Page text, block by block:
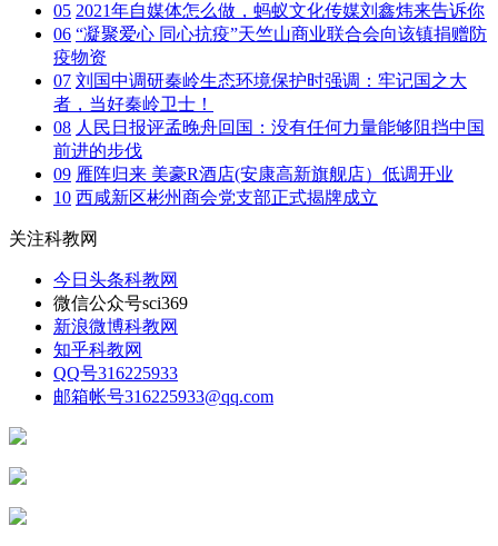
05 2021年自媒体怎么做，蚂蚁文化传媒刘鑫炜来告诉你
06 “凝聚爱心 同心抗疫”天竺山商业联合会向该镇捐赠防
疫物资
07 刘国中调研秦岭生态环境保护时强调：牢记国之大
者，当好秦岭卫士！
08 人民日报评孟晚舟回国：没有任何力量能够阻挡中国
前进的步伐
09 雁阵归来 美豪R酒店(安康高新旗舰店）低调开业
10 西咸新区彬州商会党支部正式揭牌成立
关注科教网
今日头条科教网
微信公众号sci369
新浪微博科教网
知乎科教网
QQ号316225933
邮箱帐号316225933@qq.com